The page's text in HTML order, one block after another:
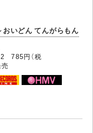
おいどん てんがらもん
785円（税